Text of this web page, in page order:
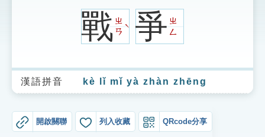
成語故事
知識索引
戰ㄓ
ㄢ
ˋ 爭ㄓ
ㄥ
漢語拼音 kè lǐ mǐ yà zhàn zhēng
開啟關聯 列入收藏 QRcode分享